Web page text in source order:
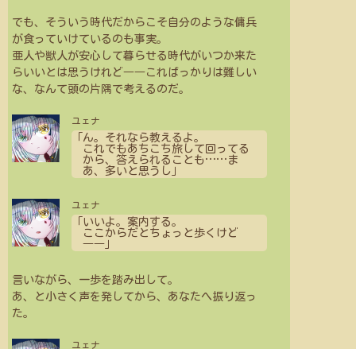
でも、そういう時代だからこそ自分のような傭兵
が食っていけているのも事実。
亜人や獣人が安心して暮らせる時代がいつか来た
らいいとは思うけれど――こればっかりは難しい
な、なんて頭の片隅で考えるのだ。
ユェナ
「ん。それなら教えるよ。
これでもあちこち旅して回ってる
から、答えられることも …… ま
あ、多いと思うし」
ユェナ
「いいよ。案内する。
ここからだとちょっと歩くけど
――」
言いながら、一歩を踏み出して。
あ、と小さく声を発してから、あなたへ振り返っ
た。
ユェナ